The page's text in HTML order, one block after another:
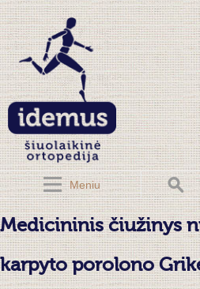
Meniu
Medicininis čiužinys
karpyto porolono